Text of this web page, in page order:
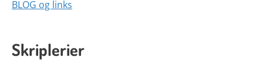
BLOG og links
Skriplerier